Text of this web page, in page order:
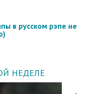
в русском рэпе не
НЕДЕЛЕ